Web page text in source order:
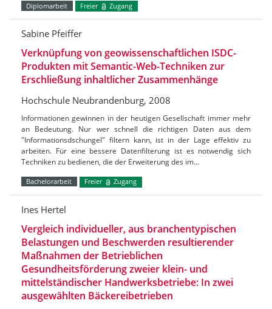
Diplomarbeit Freier Zugang
Sabine Pfeiffer
Verknüpfung von geowissenschaftlichen ISDC-
Produkten mit Semantic-Web-Techniken zur
Erschließung inhaltlicher Zusammenhänge
Hochschule Neubrandenburg, 2008
Informationen gewinnen in der heutigen Gesellschaft immer mehr
an Bedeutung. Nur wer schnell die richtigen Daten aus dem
"Informationsdschungel" filtern kann, ist in der Lage effektiv zu
arbeiten. Für eine bessere Datenfilterung ist es notwendig sich
Techniken zu bedienen, die der Erweiterung des im…
Bachelorarbeit Freier Zugang
Ines Hertel
Vergleich individueller, aus branchentypischen
Belastungen und Beschwerden resultierender
Maßnahmen der Betrieblichen
Gesundheitsförderung zweier klein- und
mittelständischer Handwerksbetriebe: In zwei
ausgewählten Bäckereibetrieben